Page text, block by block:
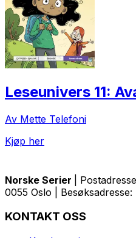
Leseunivers 11:
Av Mette Telefoni
Kjøp her
Norske Serier
|
0055 Oslo |
KONTAKT OSS